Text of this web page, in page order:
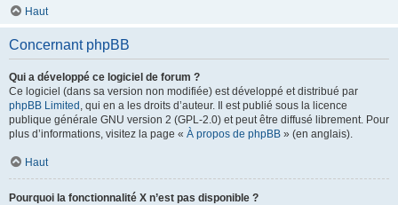
Haut
Concernant phpBB
Qui a développé ce logiciel de forum ?
Ce logiciel (dans sa version non modifiée) est développé et distribué par
phpBB Limited , qui en a les droits d’auteur. Il est publié sous la licence
publique générale GNU version 2 (GPL-2.0) et peut être diffusé librement. Pour
plus d’informations, visitez la page « À propos de phpBB » (en anglais).
Haut
Pourquoi la fonctionnalité X n’est pas disponible ?